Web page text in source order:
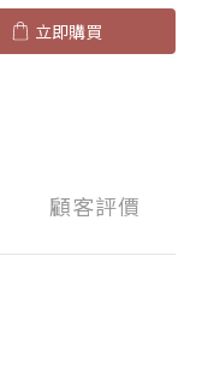
立即購買
顧客評價